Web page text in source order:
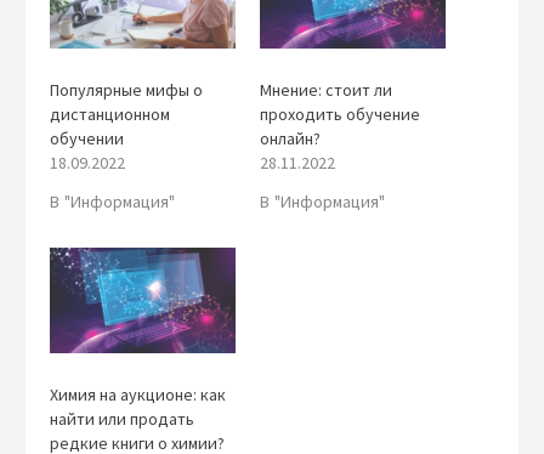
Популярные мифы о
дистанционном
обучении
18.09.2022
В "Информация"
Мнение: стоит ли
проходить обучение
онлайн?
28.11.2022
В "Информация"
Химия на аукционе: как
найти или продать
редкие книги о химии?